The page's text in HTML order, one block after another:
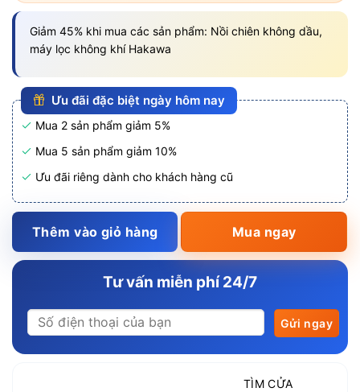
Giảm 45% khi mua các sản phẩm: Nồi chiên không dầu,
máy lọc không khí Hakawa
Ưu đãi đặc biệt ngày hôm nay
Mua 2 sản phẩm giảm 5%
Mua 5 sản phẩm giảm 10%
Ưu đãi riêng dành cho khách hàng cũ
Thêm vào giỏ hàng Mua ngay
Tư vấn miễn phí 24/7
TÌM CỬA